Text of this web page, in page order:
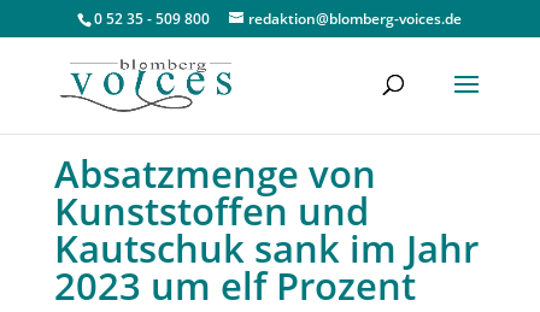
0 52 35 - 509 800 redaktion@blomberg-voices.de
Absatzmenge von
Kunststoffen und
Kautschuk sank im Jahr
2023 um elf Prozent